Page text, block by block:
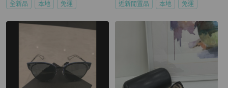
全新品 本地 免運 近新閒置品 本地 免運